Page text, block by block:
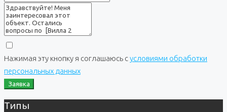
Нажимая эту кнопку я соглашаюсь сусловиями обработки
персональных данных
Заявка
Типы